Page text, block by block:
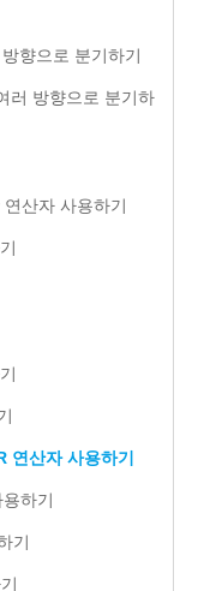
향으로 분기하기
러 방향으로 분기하
산자 사용하기
연산자 사용하기
하기
기